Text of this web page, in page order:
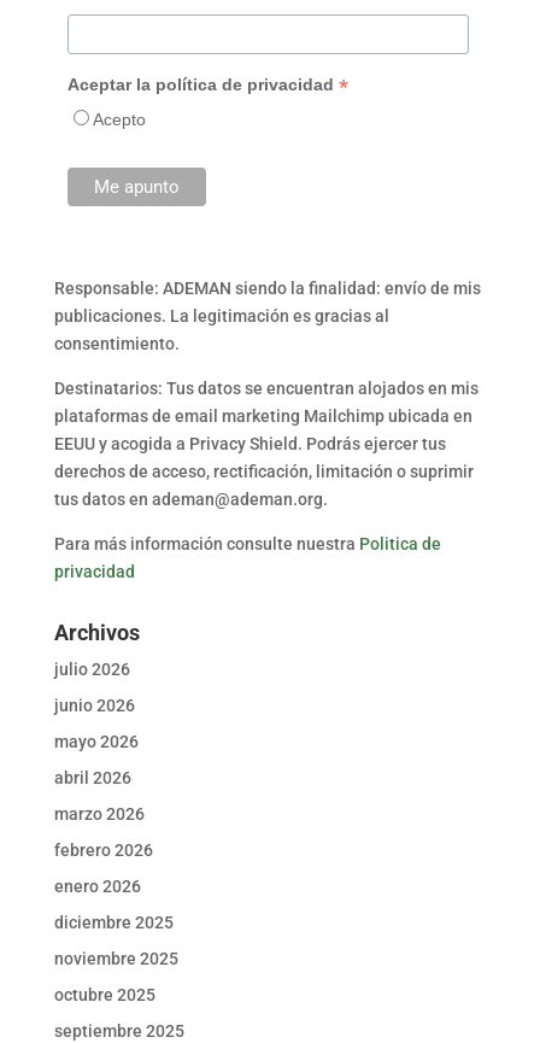
Aceptar la política de privacidad *
Acepto
Responsable: ADEMAN siendo la finalidad: envío de mis
publicaciones. La legitimación es gracias al
consentimiento.
Destinatarios: Tus datos se encuentran alojados en mis
plataformas de email marketing Mailchimp ubicada en
EEUU y acogida a Privacy Shield. Podrás ejercer tus
derechos de acceso, rectificación, limitación o suprimir
tus datos en ademan@ademan.org.
Para más información consulte nuestra Politica de
privacidad
Archivos
julio 2026
junio 2026
mayo 2026
abril 2026
marzo 2026
febrero 2026
enero 2026
diciembre 2025
noviembre 2025
octubre 2025
septiembre 2025